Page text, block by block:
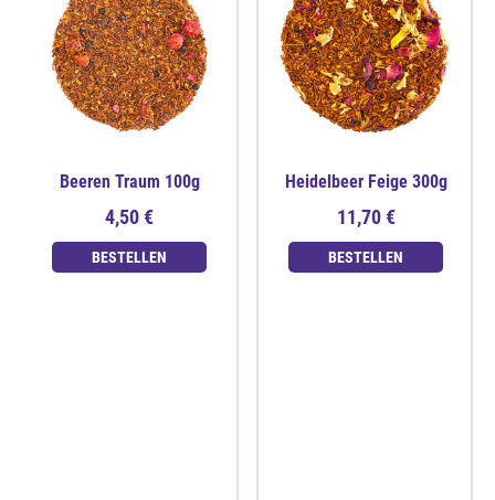
Beeren Traum 100g
4,50 €
BESTELLEN
Heidelbeer Feige 300g
11,70 €
BESTELLEN